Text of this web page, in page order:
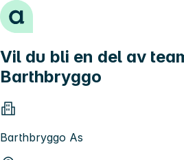
Hopp til innhold
Vil du bli en del av
Barthbryggo
Barthbryggo As